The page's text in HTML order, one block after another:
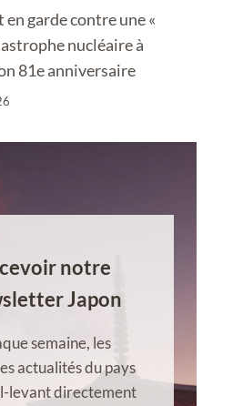
garde contre une «
nucléaire à
81e anniversaire
notre
Japon
semaine, les
actualités du pays
levant directement